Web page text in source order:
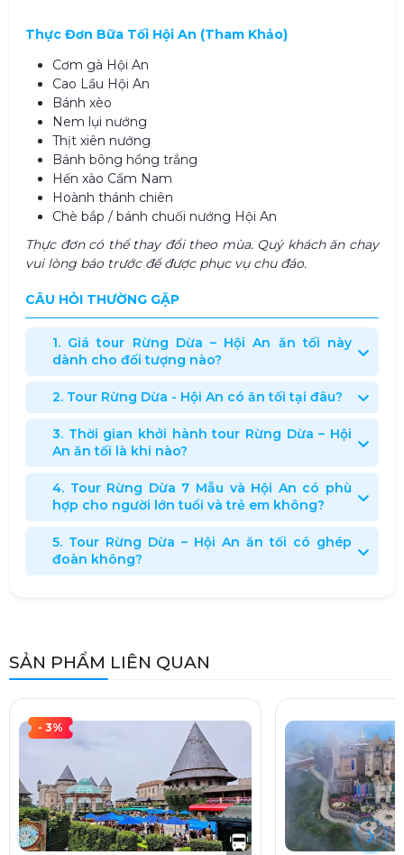
Thực Đơn Bữa Tối Hội An (Tham Khảo)
Cơm gà Hội An
Cao Lầu Hội An
Bánh xèo
Nem lụi nướng
Thịt xiên nướng
Bánh bông hồng trắng
Hến xào Cẩm Nam
Hoành thánh chiên
Chè bắp / bánh chuối nướng Hội An
Thực đơn có thể thay đổi theo mùa. Quý khách ăn chay
vui lòng báo trước để được phục vụ chu đáo.
CÂU HỎI THƯỜNG GẶP
1. Giá tour Rừng Dừa – Hội An ăn tối này
dành cho đối tượng nào?
2. Tour Rừng Dừa - Hội An có ăn tối tại đâu?
3. Thời gian khởi hành tour Rừng Dừa – Hội
An ăn tối là khi nào?
4. Tour Rừng Dừa 7 Mẫu và Hội An có phù
hợp cho người lớn tuổi và trẻ em không?
5. Tour Rừng Dừa – Hội An ăn tối có ghép
đoàn không?
SẢN PHẨM LIÊN QUAN
- 3%